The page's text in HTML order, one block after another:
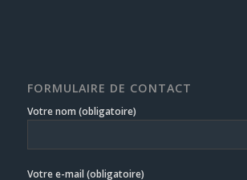
FORMULAIRE DE CONTACT
Votre nom (obligatoire)
Votre e-mail (obligatoire)